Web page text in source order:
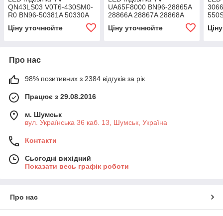
QN43LS03 V0T6-430SM0-
R0 BN96-50381A 50330A
Ціну уточнюйте
UA65F8000 BN96-28865A
28866A 28867A 28868A
Ціну уточнюйте
Про нас
98% позитивних з 2384 відгуків за рік
Працює з 29.08.2016
м. Шумськ
вул. Українська 36 каб. 13, Шумськ, Україна
Контакти
Сьогодні вихідний
Показати весь графік роботи
Про нас